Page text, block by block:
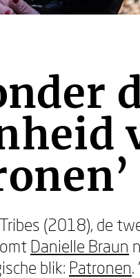
(2018), de
Danielle Braun
blik: Patronen.